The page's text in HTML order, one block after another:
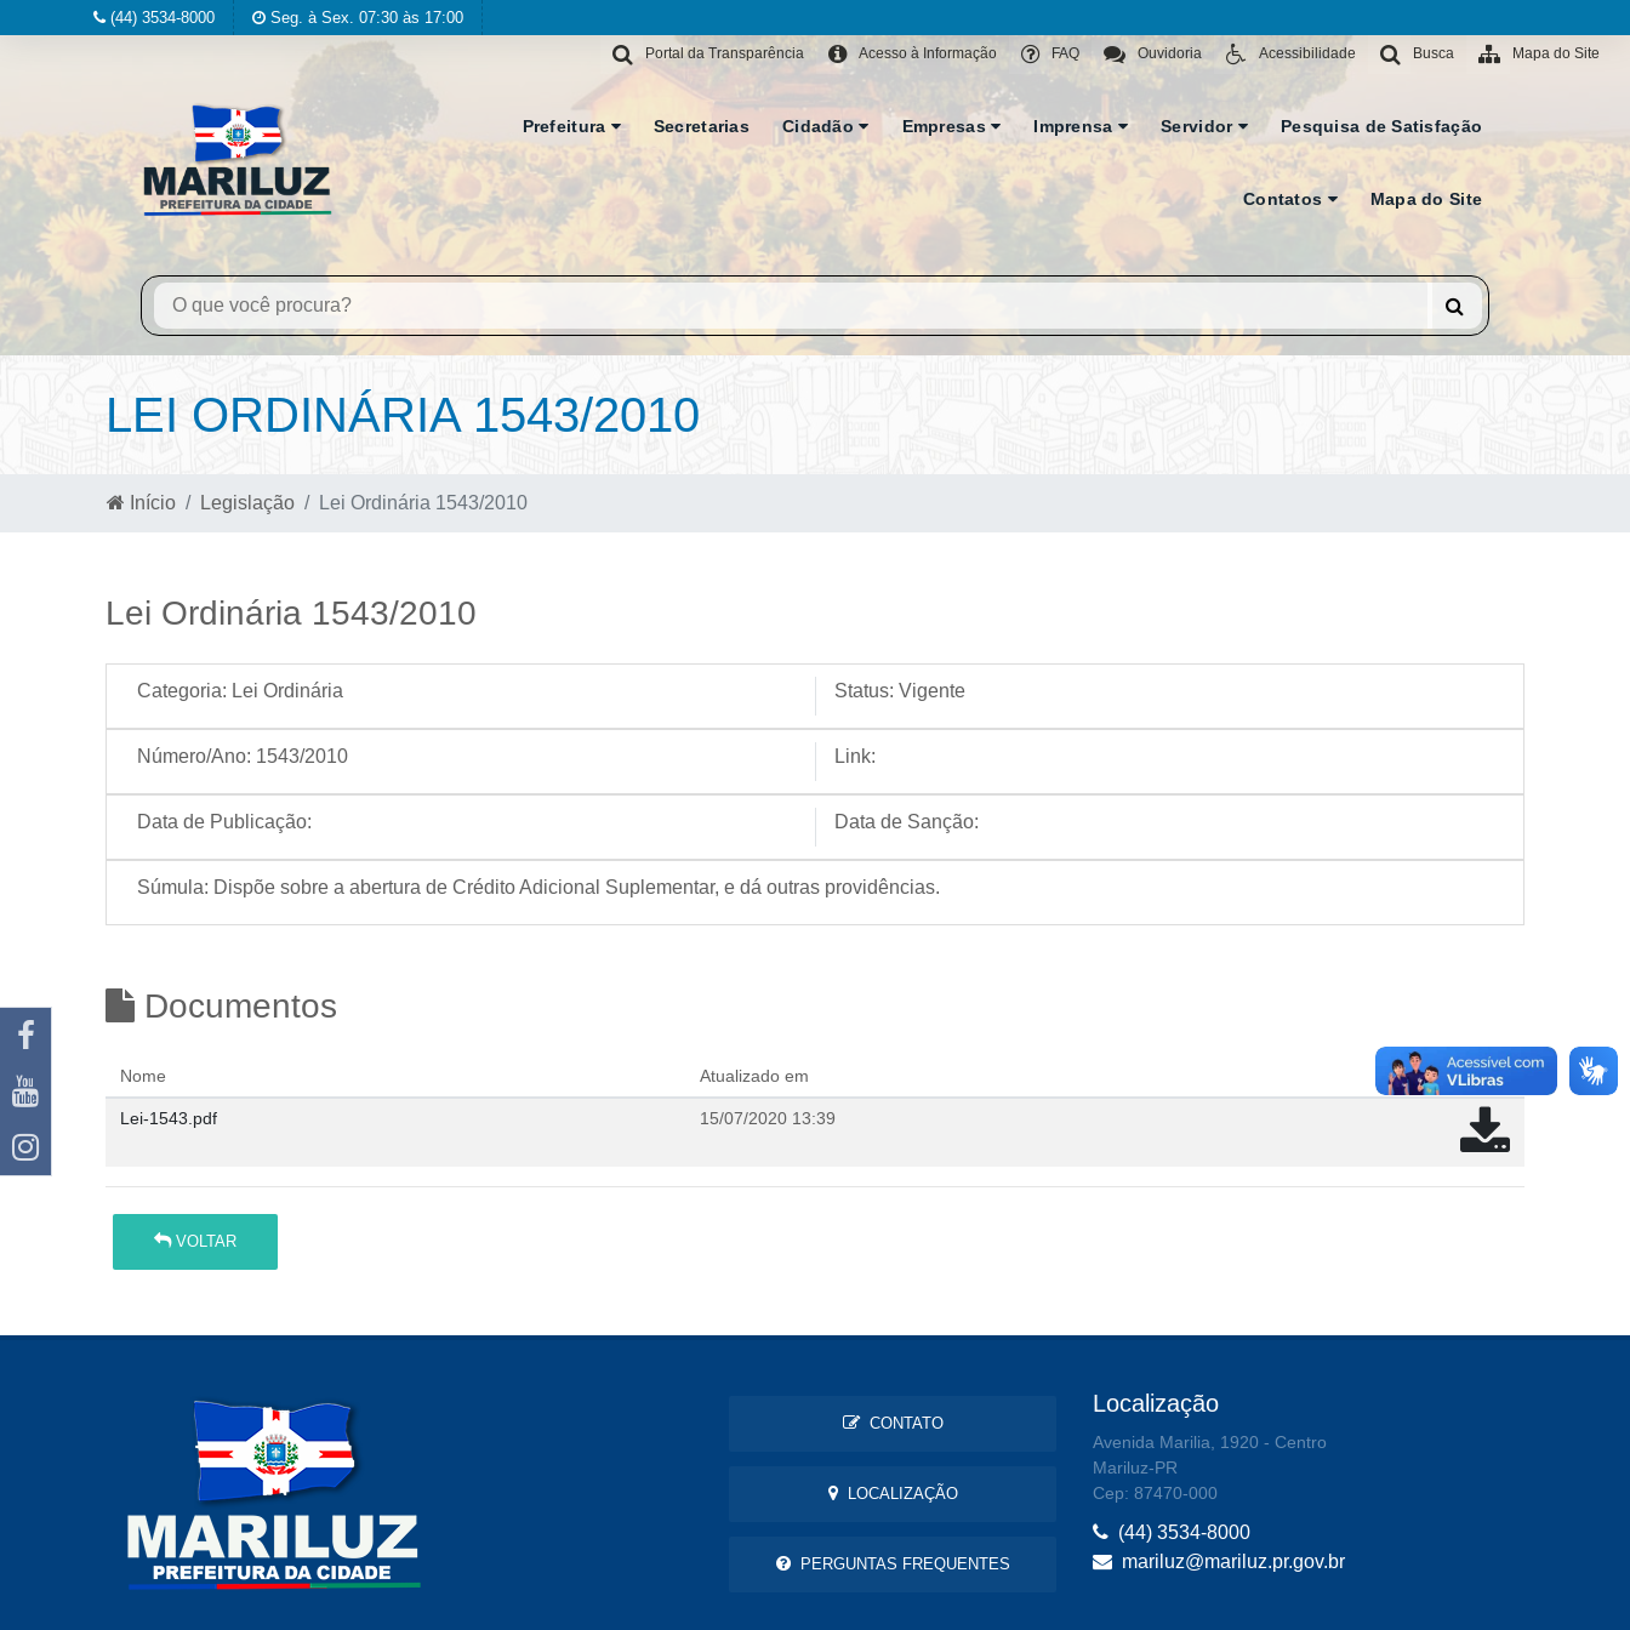
(44) 3534-8000 Seg. à Sex. 07:30 às 17:00
Mapa do Site
Busca
Acessibilidade
Ouvidoria
FAQ
Acesso à Informação
Portal da Transparência
Prefeitura Secretarias Cidadão Empresas Imprensa Servidor Pesquisa de Satisfação
Contatos Mapa do Site
LEI ORDINÁRIA 1543/2010
Início Legislação Lei Ordinária 1543/2010
Lei Ordinária 1543/2010
Categoria: Lei Ordinária Status: Vigente
Número/Ano: 1543/2010 Link:
Data de Publicação: Data de Sanção:
Súmula: Dispõe sobre a abertura de Crédito Adicional Suplementar, e dá outras providências.
Documentos
Nome Atualizado em
Lei-1543.pdf 15/07/2020 13:39
VOLTAR
CONTATO
LOCALIZAÇÃO
PERGUNTAS FREQUENTES
Localização
Avenida Marilia, 1920 - Centro
Mariluz-PR
Cep: 87470-000
(44) 3534-8000
mariluz@mariluz.pr.gov.br